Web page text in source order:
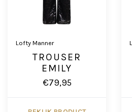
Lofty Manner
TROUSER
EMILY
€79,95